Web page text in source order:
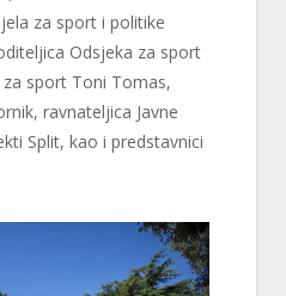
za sport i politike
Odsjeka za sport
za sport Toni Tomas,
ravnateljica Javne
Split, kao i predstavnici